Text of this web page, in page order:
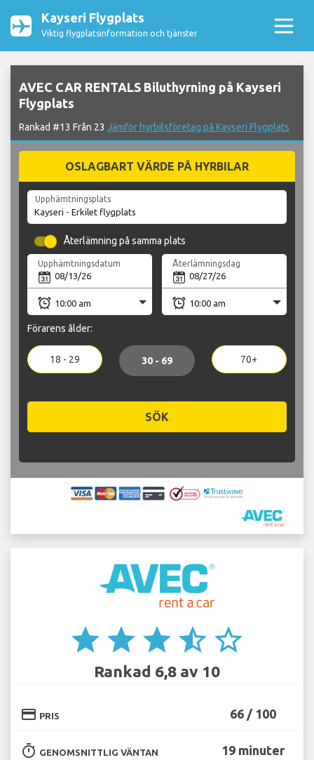
Kayseri Flygplats
Viktig flygplatsinformation och tjänster
AVEC CAR RENTALS Biluthyrning på Kayseri
Flygplats
Rankad #13 Från 23 Jämför hyrbilsföretag på Kayseri Flygplats
OSLAGBART VÄRDE PÅ HYRBILAR
Upphämtningsplats
Återlämning på samma plats
Upphämtningsdatum Återlämningsdag
Förarens ålder:
18 - 29 30 - 69 70+
SÖK
star star star star_half star_border
Rankad 6,8 av 10
credit_card PRIS 66 / 100
timer GENOMSNITTLIG VÄNTAN 19 minuter